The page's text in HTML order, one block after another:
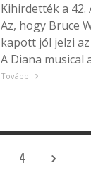
Kihirdették a
Az, hogy Bruce
kapott jól jelzi
A Diana musical
Tovább
4